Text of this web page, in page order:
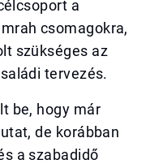
a
csomagokra,
szükséges az
tervezés.
be, hogy már
de korábban
a szabadidő